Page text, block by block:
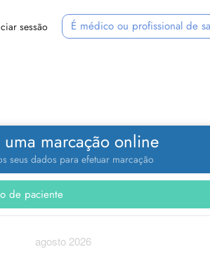
sessão É médico ou profissional de
uma marcação online
seus dados para efetuar marcação
agosto 2026